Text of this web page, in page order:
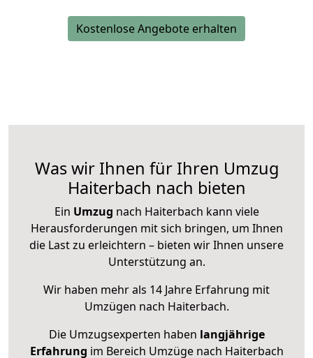
Kostenlose Angebote erhalten
Was wir Ihnen für Ihren Umzug
Haiterbach nach bieten
Ein Umzug nach Haiterbach kann viele
Herausforderungen mit sich bringen, um Ihnen
die Last zu erleichtern – bieten wir Ihnen unsere
Unterstützung an.
Wir haben mehr als 14 Jahre Erfahrung mit
Umzügen nach Haiterbach.
Die Umzugsexperten haben langjährige
Erfahrung im Bereich Umzüge nach Haiterbach